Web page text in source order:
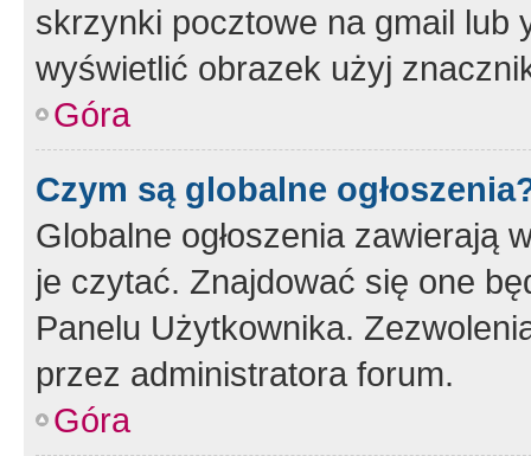
skrzynki pocztowe na gmail lub
wyświetlić obrazek użyj
Góra
Czym są globalne
Globalne ogłoszenia zawierają
je czytać. Znajdować się one
Panelu Użytkownika.
przez administratora forum.
Góra